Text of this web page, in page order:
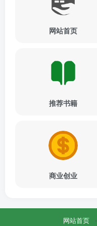
网站首页
推荐书籍
商业创业
网站首页